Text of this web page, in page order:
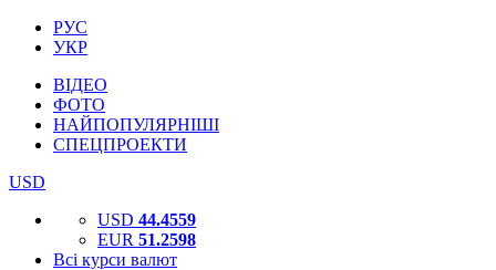
РУС
УКР
ВІДЕО
ФОТО
НАЙПОПУЛЯРНІШІ
СПЕЦПРОЕКТИ
USD
USD 44.4559
EUR 51.2598
Всі курси валют